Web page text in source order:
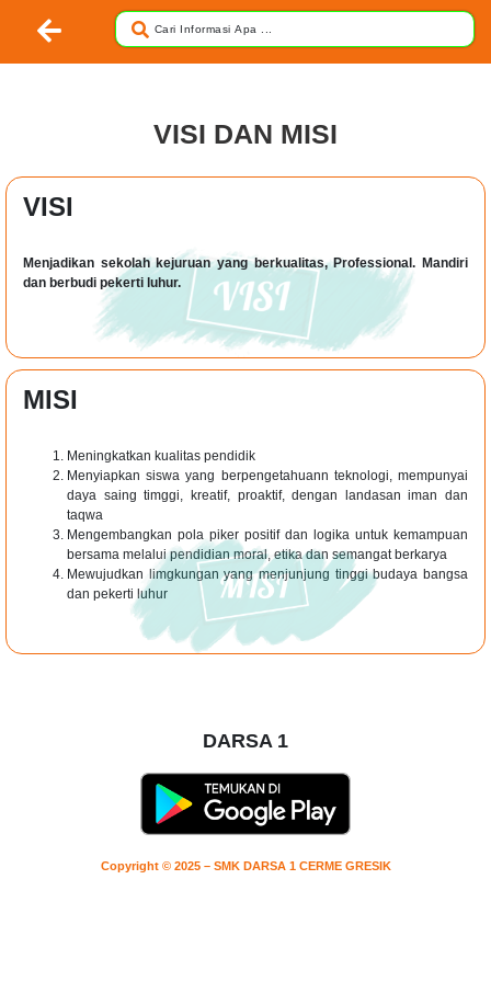
VISI DAN MISI
VISI
Menjadikan sekolah kejuruan yang berkualitas, Professional. Mandiri
dan berbudi pekerti luhur.
MISI
Meningkatkan kualitas pendidik
Menyiapkan siswa yang berpengetahuann teknologi, mempunyai
daya saing timggi, kreatif, proaktif, dengan landasan iman dan
taqwa
Mengembangkan pola piker positif dan logika untuk kemampuan
bersama melalui pendidian moral, etika dan semangat berkarya
Mewujudkan limgkungan yang menjunjung tinggi budaya bangsa
dan pekerti luhur
DARSA 1
Copyright © 2025 – SMK DARSA 1 CERME GRESIK